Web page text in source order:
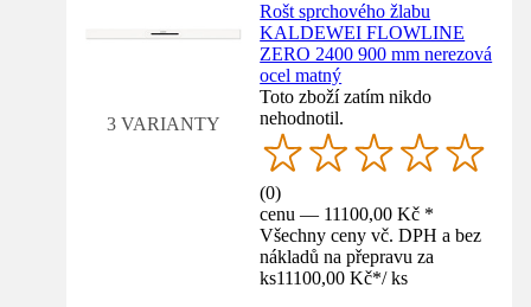
3 VARIANTY
Rošt sprchového žlabu
KALDEWEI FLOWLINE
ZERO 2400 900 mm nerezová
ocel matný
Toto zboží zatím nikdo
nehodnotil.
(0)
cenu — 11100,00 Kč *
Všechny ceny vč. DPH a bez
nákladů na přepravu za
ks11100,00 Kč*/ ks